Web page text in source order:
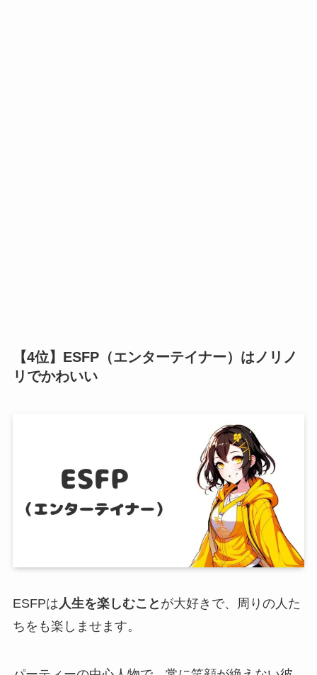
【4位】ESFP（エンターテイナー）はノリノ
リでかわいい
ESFPは人生を楽しむこと が大好きで、周りの人た
ちをも楽しませます。